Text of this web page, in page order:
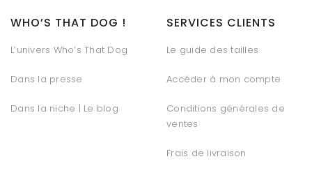
WHO’S THAT DOG !
L’univers Who’s That Dog
Dans la presse
Dans la niche | Le blog
SERVICES CLIENTS
Le guide des tailles
Accéder à mon compte
Conditions générales de
ventes
Frais de livraison